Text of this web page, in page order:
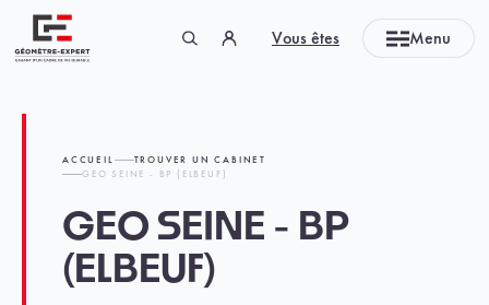
Vous êtes Menu
ACCUEIL
TROUVER UN CABINET
GEO SEINE - BP (ELBEUF)
GEO SEINE - BP
(ELBEUF)
Panneau de gestion des cookies